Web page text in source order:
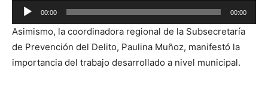
Reproductor
de
audio
00:00 00:00
Asimismo, la coordinadora regional de la Subsecretaría
de Prevención del Delito, Paulina Muñoz, manifestó la
importancia del trabajo desarrollado a nivel municipal.